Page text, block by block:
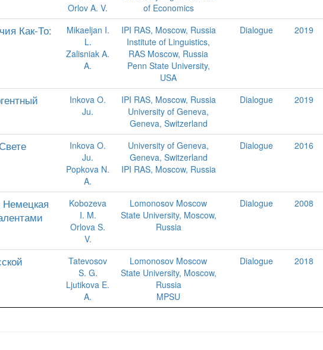
Orlov A. V.
of Economics
Как-То:
Mikaeljan I.
L.
Zalisniak A.
A.
IPI RAS, Moscow, Russia
Institute of Linguistics,
RAS Moscow, Russia
Penn State University,
USA
Dialogue 2019
Inkova O.
Ju.
IPI RAS, Moscow, Russia
University of Geneva,
Geneva, Switzerland
Dialogue 2019
Inkova O.
Ju.
Popkova N.
A.
University of Geneva,
Geneva, Switzerland
IPI RAS, Moscow, Russia
Dialogue 2016
Kobozeva
I. M.
Orlova S.
V.
Lomonosov Moscow
State University, Moscow,
Russia
Dialogue 2008
Tatevosov
S. G.
Ljutikova E.
A.
Lomonosov Moscow
State University, Moscow,
Russia
MPSU
Dialogue 2018